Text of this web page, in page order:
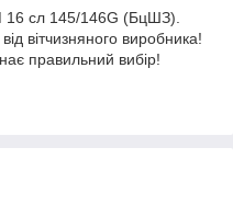
сл 145/146G (БцШЗ).
вітчизняного виробника!
правильний вибір!